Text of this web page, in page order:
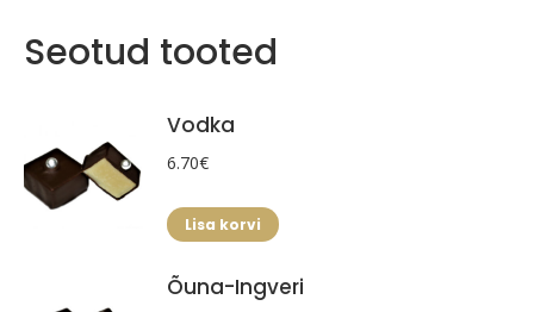
Seotud tooted
Vodka
6.70€
Lisa korvi
Õuna-Ingveri